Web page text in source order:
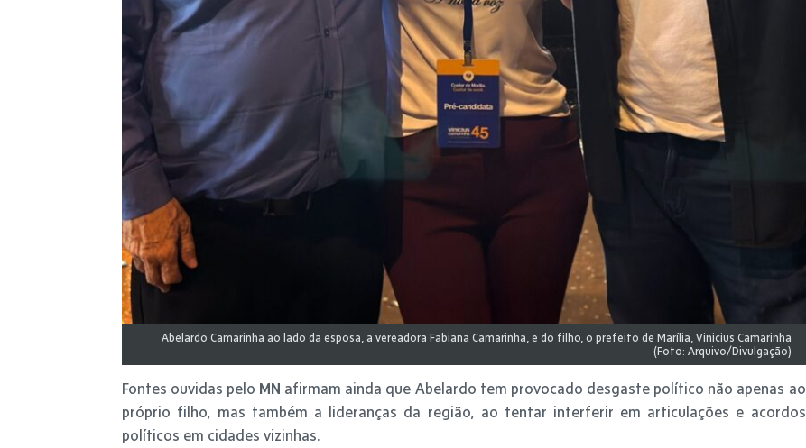
Abelardo Camarinha ao lado da esposa, a vereadora Fabiana Camarinha, e do filho, o prefeito de Marília, Vinicius Camarinha
(Foto: Arquivo/Divulgação)
Fontes ouvidas pelo MN afirmam ainda que Abelardo tem provocado desgaste político não apenas ao
próprio filho, mas também a lideranças da região, ao tentar interferir em articulações e acordos
políticos em cidades vizinhas.